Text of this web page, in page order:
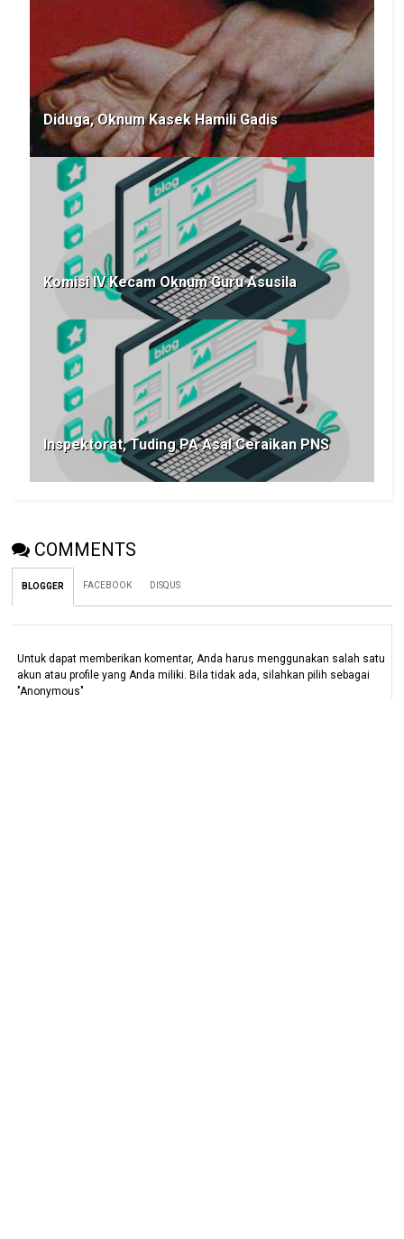
Diduga, Oknum Kasek Hamili Gadis
Komisi IV Kecam Oknum Guru Asusila
Inspektorat, Tuding PA Asal Ceraikan PNS
COMMENTS
BLOGGER FACEBOOK DISQUS
Untuk dapat memberikan komentar, Anda harus menggunakan salah satu
akun atau profile yang Anda miliki. Bila tidak ada, silahkan pilih sebagai
"Anonymous"